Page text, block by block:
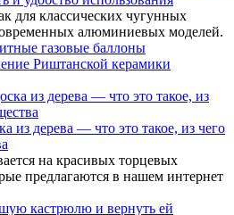
для классических чугунных
алюминиевых моделей.
газовые баллоны
Риштанской керамики
из дерева — что это такое, из чего
на красивых торцевых
предлагаются в нашем интернет